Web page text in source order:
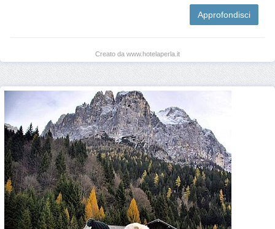
Approfondisci
Creato da www.hotelaperla.it